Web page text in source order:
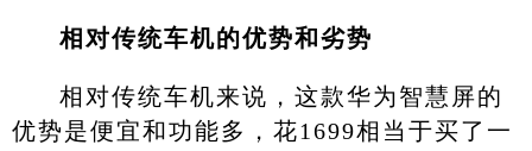
相对传统车机的优势和劣势
相对传统车机来说，这款华为智慧屏的
优势是便宜和功能多，花1699相当于买了一